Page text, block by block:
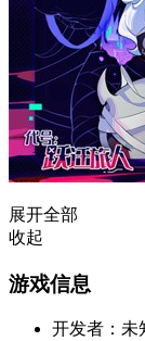
展开全部
收起
游戏信息
开发者： 未